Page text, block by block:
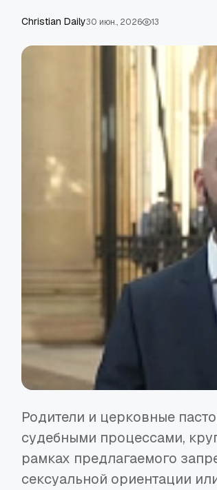
Christian Daily30 июн., 2026 13
Родители и церковные
судебными процессами,
рамках предлагаемого
сексуальной ориентации